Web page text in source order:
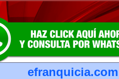
efranquicia.com